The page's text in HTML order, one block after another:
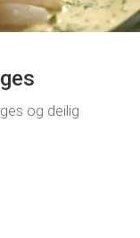
og deilig